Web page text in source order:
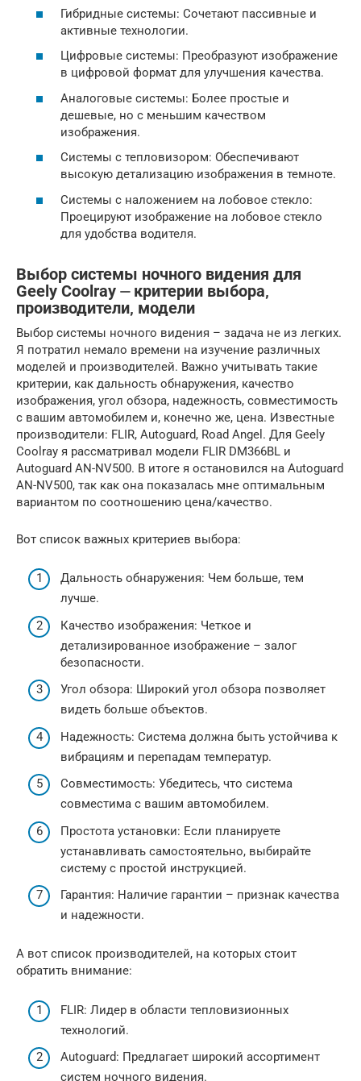
Гибридные системы: Сочетают пассивные и
активные технологии.
Цифровые системы: Преобразуют изображение
в цифровой формат для улучшения качества.
Аналоговые системы: Более простые и
дешевые, но с меньшим качеством
изображения.
Системы с тепловизором: Обеспечивают
высокую детализацию изображения в темноте.
Системы с наложением на лобовое стекло:
Проецируют изображение на лобовое стекло
для удобства водителя.
Выбор системы ночного видения для
Geely Coolray ⏤ критерии выбора‚
производители‚ модели
Выбор системы ночного видения – задача не из легких.
Я потратил немало времени на изучение различных
моделей и производителей. Важно учитывать такие
критерии, как дальность обнаружения, качество
изображения, угол обзора, надежность, совместимость
с вашим автомобилем и, конечно же, цена. Известные
производители: FLIR, Autoguard, Road Angel. Для Geely
Coolray я рассматривал модели FLIR DM366BL и
Autoguard AN-NV500. В итоге я остановился на Autoguard
AN-NV500, так как она показалась мне оптимальным
вариантом по соотношению цена/качество.
Вот список важных критериев выбора:
Дальность обнаружения: Чем больше, тем
лучше.
Качество изображения: Четкое и
детализированное изображение – залог
безопасности.
Угол обзора: Широкий угол обзора позволяет
видеть больше объектов.
Надежность: Система должна быть устойчива к
вибрациям и перепадам температур.
Совместимость: Убедитесь, что система
совместима с вашим автомобилем.
Простота установки: Если планируете
устанавливать самостоятельно, выбирайте
систему с простой инструкцией.
Гарантия: Наличие гарантии – признак качества
и надежности.
А вот список производителей, на которых стоит
обратить внимание:
FLIR: Лидер в области тепловизионных
технологий.
Autoguard: Предлагает широкий ассортимент
систем ночного видения.